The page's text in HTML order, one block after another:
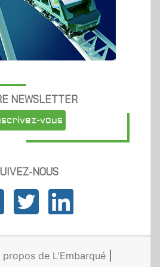
NEWSLETTER
vous
NOUS
propos de L'Embarqué